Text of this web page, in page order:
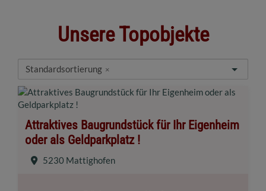
Unsere Topobjekte
Standardsortierung ×
Attraktives Baugrundstück für Ihr Eigenheim
oder als Geldparkplatz !
5230 Mattighofen